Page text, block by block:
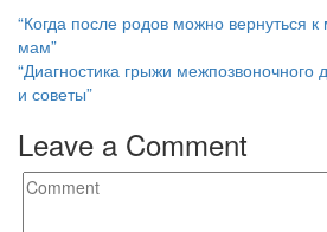
Post
navigation
“Когда после родов можно вернуться
мам”
“Диагностика грыжи
и советы”
Leave a Comment